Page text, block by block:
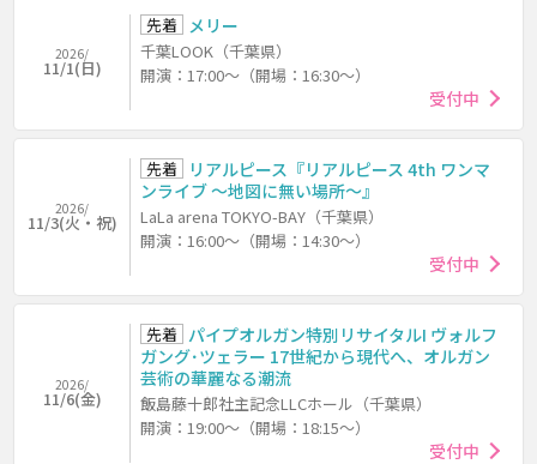
2026/
11/1(日)
先着 メリー
千葉LOOK（千葉県）
開演：17:00～（開場：16:30～）
受付中
2026/
11/3(火・祝)
先着
リアルピース『リアルピース 4th ワンマ
ンライブ ～地図に無い場所～』
LaLa arena TOKYO-BAY（千葉県）
開演：16:00～（開場：14:30～）
受付中
2026/
11/6(金)
先着 パイプオルガン特別リサイタルI ヴォルフ
ガング･ツェラー 17世紀から現代へ、オルガン
芸術の華麗なる潮流
飯島藤十郎社主記念LLCホール（千葉県）
開演：19:00～（開場：18:15～）
受付中